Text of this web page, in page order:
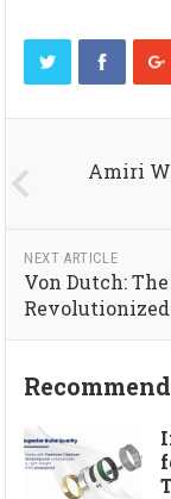
Amiri
NEXT ARTICLE
Von Dutch: